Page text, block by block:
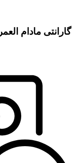
گارانتی مادام العمر